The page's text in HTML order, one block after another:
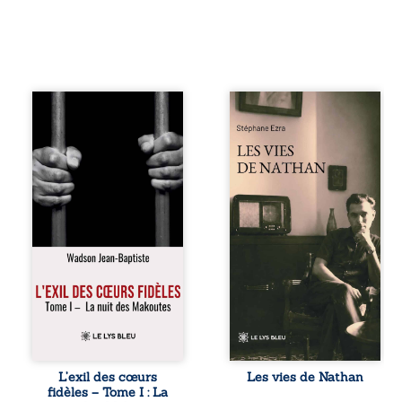
« Une nuit suffit
parfois pour briser
une famille… mais
certaines fidélités
traversent les
années. » Haïti,
sous la dictature
des Duvalier. La
peur s’étend
jusque dans les
villages les plus
reculés. À Bainet,
Jean-Joël Joli
mène une
avec sa famille.
respecté, il refuse
pourtant de
L’exil des cœurs
fidèles – Tome I : La
Les vies de
Nathan est un
né en trois jours,
au printemps
2026. Pour la
première fois,
Stéphane Ezra,
médium, a pu
communiquer
avec son père,
disparu depuis
plus de vingt ans
et qu’il n’a jamais
connu. De ce
dialogue par-delà
la mort naissent
des poèmes qui
retracent une vie
Les vies de Nathan